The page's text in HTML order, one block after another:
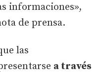
informaciones»,
de prensa.
las
a través